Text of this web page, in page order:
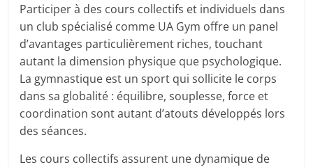
Participer à des cours collectifs et individuels dans
un club spécialisé comme UA Gym offre un panel
d’avantages particulièrement riches, touchant
autant la dimension physique que psychologique.
La gymnastique est un sport qui sollicite le corps
dans sa globalité : équilibre, souplesse, force et
coordination sont autant d’atouts développés lors
des séances.
Les cours collectifs assurent une dynamique de